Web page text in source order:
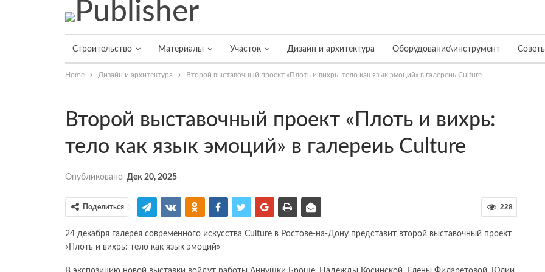
Строительство Материалы Участок Дизайн и архитектура Оборудование\инструмент
Home Дизайн и архитектура Второй выставочный проект «Плоть и вихрь: тело как язык эмоций» в галереиь Culture
Второй выставочный проект «Плоть и вихрь:
тело как язык эмоций» в галереиь Culture
Опубликовано Дек 20, 2025
228
Поделиться
24 декабря галерея современного искусства Culture в Ростове-на-Дону представит второй выставочный проект
«Плоть и вихрь: тело как язык эмоций»